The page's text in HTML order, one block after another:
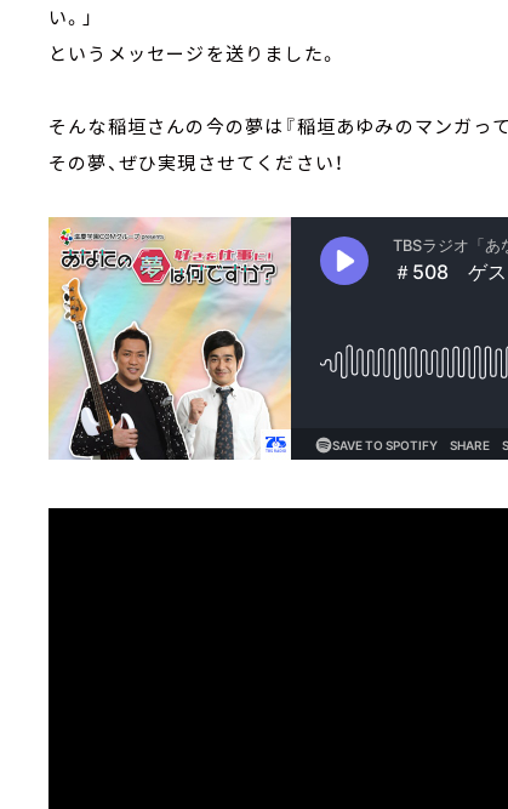
い。」
というメッセージを送りました。
そんな稲垣さんの今の夢は『稲垣あゆみのマンガっ
その夢、ぜひ実現させてください！